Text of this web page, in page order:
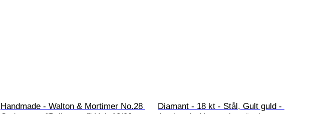
Handmade - Walton & Mortimer No.28
Diamant - 18 kt - Stål, Gult guld -